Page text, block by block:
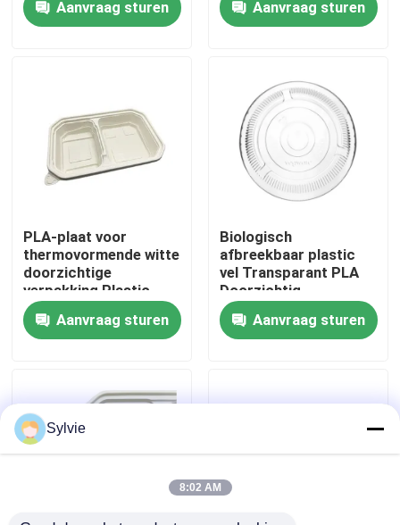
Huis
Ongeveer ons
Fabrieksreis
Kwaliteitscontrole
Contacteer ons
Gevallen
PET-vel
Aanvraag sturen
Aanvraag sturen
PLA-plaat voor
thermovormende witte
doorzichtige
verpakking Plastic
voedsellade
Aanvraag sturen
Biologisch
afbreekbaar plastic
vel Transparant PLA
Doorzichtig
voedselbakje
Aanvraag sturen
Sylvie
8:02 AM